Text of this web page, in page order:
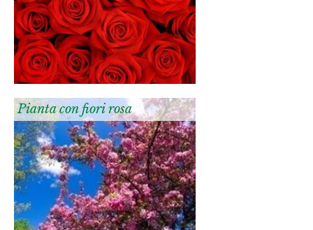
Pianta con fiori rosa